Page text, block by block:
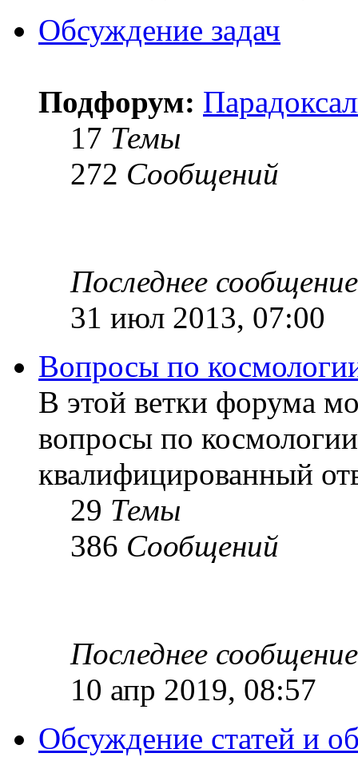
Обсуждение задач
Подфорум:
17 Темы
272 Сообщений
Последнее сообщение
31 июл 2013, 07:00
Вопросы по
В этой ветки форума
вопросы по
квалифицированный
29 Темы
386 Сообщений
Последнее сообщение
10 апр 2019, 08:57
Обсуждение статей и